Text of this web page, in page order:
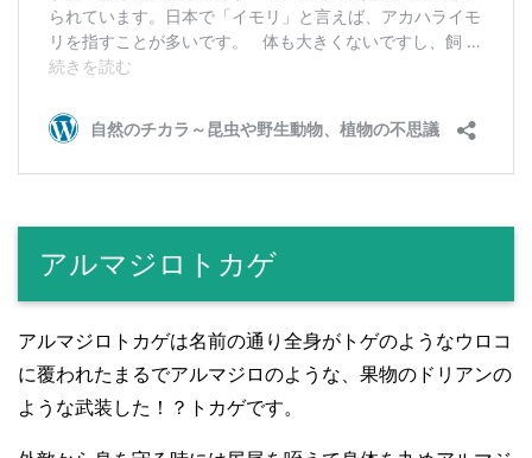
アルマジロトカゲ
アルマジロトカゲは名前の通り全身がトゲのようなウロコ
に覆われたまるでアルマジロのような、果物のドリアンの
ような武装した！？トカゲです。